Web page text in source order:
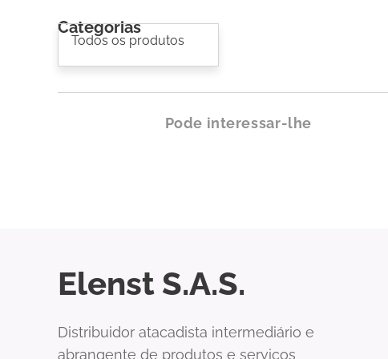
Categorias
Todos os produtos
Pode interessar-lhe
Elenst S.A.S.
Distribuidor atacadista intermediário e
abrangente de produtos e serviços